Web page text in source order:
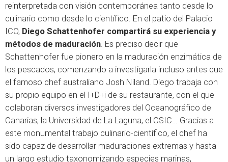
reinterpretada con visión contemporánea tanto desde lo
culinario como desde lo científico. En el patio del Palacio
ICO, Diego Schattenhofer compartirá su experiencia y
métodos de maduración. Es preciso decir que
Schattenhofer fue pionero en la maduración enzimática de
los pescados, comenzando a investigarla incluso antes que
el famoso chef australiano Josh Niland. Diego trabaja con
su propio equipo en el I+D+i de su restaurante, con el que
colaboran diversos investigadores del Oceanográfico de
Canarias, la Universidad de La Laguna, el CSIC… Gracias a
este monumental trabajo culinario-científico, el chef ha
sido capaz de desarrollar maduraciones extremas y hasta
un largo estudio taxonomizando especies marinas,